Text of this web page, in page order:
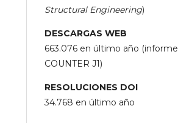
Structural Engineering)
DESCARGAS WEB
663.076 en último año (informe
COUNTER J1)
RESOLUCIONES DOI
34.768 en último año